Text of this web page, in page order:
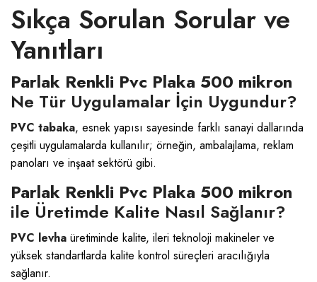
Sıkça Sorulan Sorular ve
Yanıtları
Parlak Renkli Pvc Plaka 500 mikron
Ne Tür Uygulamalar İçin Uygundur?
PVC tabaka, esnek yapısı sayesinde farklı sanayi dallarında
çeşitli uygulamalarda kullanılır; örneğin, ambalajlama, reklam
panoları ve inşaat sektörü gibi.
Parlak Renkli Pvc Plaka 500 mikron
ile Üretimde Kalite Nasıl Sağlanır?
PVC levha üretiminde kalite, ileri teknoloji makineler ve
yüksek standartlarda kalite kontrol süreçleri aracılığıyla
sağlanır.